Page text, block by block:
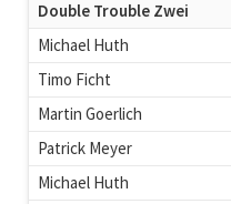
Double Trouble Zwei
Michael Huth
Timo Ficht
Martin Goerlich
Patrick Meyer
Michael Huth